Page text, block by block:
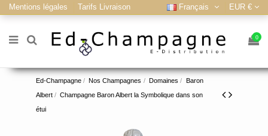
Mentions légales Tarifs Livraison Français EUR €
0
Ed-Champagne Nos Champagnes Domaines
Baron
Albert
Champagne Baron Albert la Symbolique dans son
étui